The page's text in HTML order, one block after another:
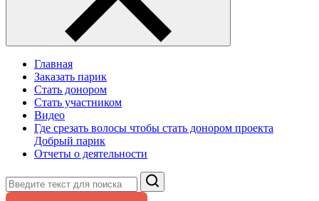
Главная
Заказать парик
Стать донором
Стать участником
Видео
Где срезать волосы чтобы стать донором проекта
Добрый парик
Отчеты о деятельности
Поиск